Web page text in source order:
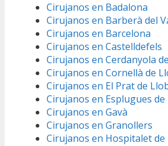
Cirujanos en Badalona
Cirujanos en Barberà del
Cirujanos en Barcelona
Cirujanos en Castelldefels
Cirujanos en Cerdanyola
Cirujanos en Cornellà de
Cirujanos en El Prat de
Cirujanos en Esplugues
Cirujanos en Gavà
Cirujanos en Granollers
Cirujanos en Hospitalet